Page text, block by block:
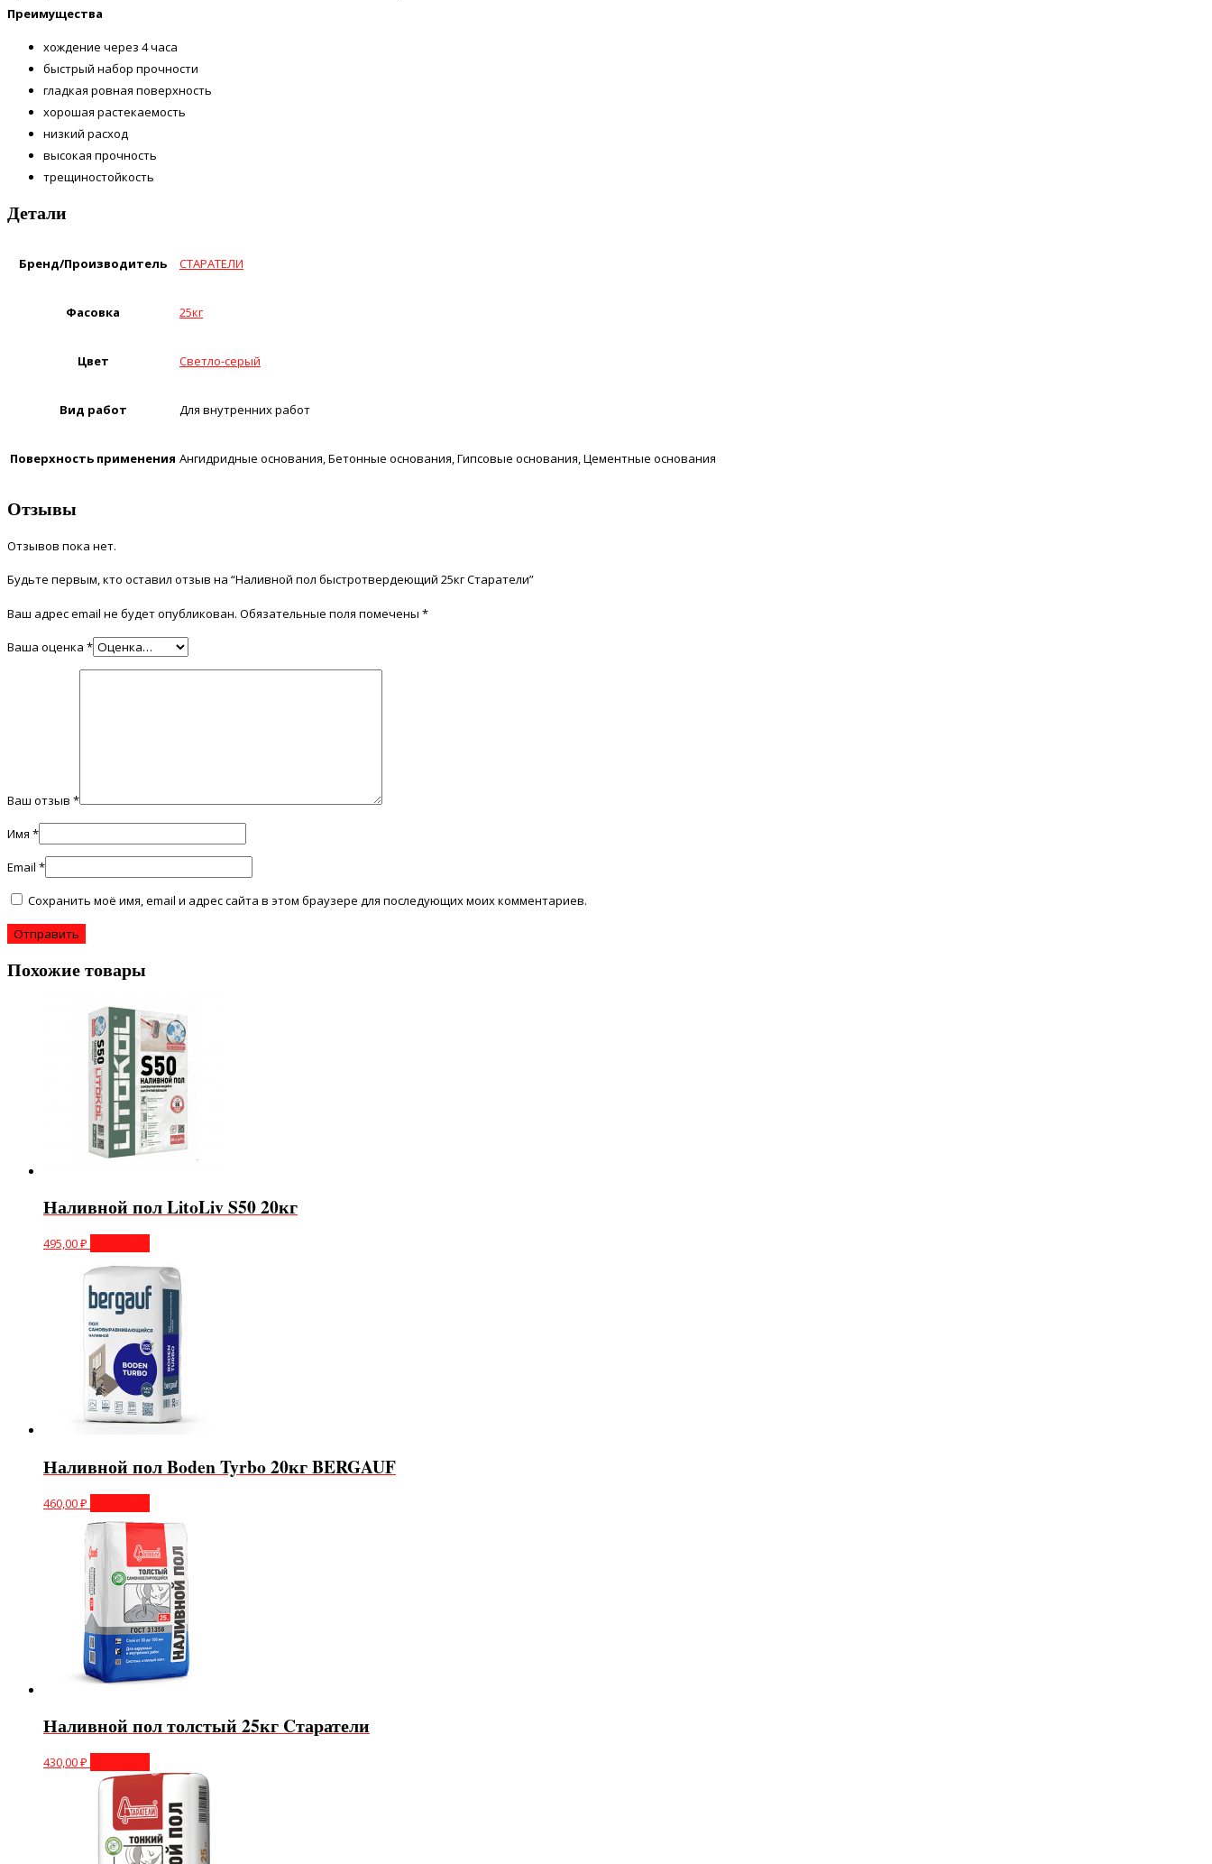
Преимущества
хождение через 4 часа
быстрый набор прочности
гладкая ровная поверхность
хорошая растекаемость
низкий расход
высокая прочность
трещиностойкость
Детали
Бренд/Производитель СТАРАТЕЛИ
Фасовка 25кг
Цвет Светло-серый
Вид работ Для внутренних работ
Поверхность применения Ангидридные основания, Бетонные основания, Гипсовые основания, Цементные основания
Отзывы
Отзывов пока нет.
Будьте первым, кто оставил отзыв на “Наливной пол быстротвердеющий 25кг Старатели”
Ваш адрес email не будет опубликован. Обязательные поля помечены *
Ваша оценка *
Ваш отзыв *
Имя *
Email *
Сохранить моё имя, email и адрес сайта в этом браузере для последующих моих комментариев.
Похожие товары
Наливной пол LitoLiv S50 20кг
495,00₽
Наливной пол Boden Tyrbo 20кг BERGAUF
460,00₽
Наливной пол толстый 25кг Cтаратели
430,00₽